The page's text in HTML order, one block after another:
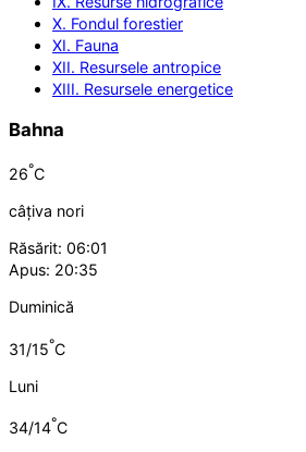
X. Fondul forestier
XI. Fauna
XII. Resursele antropice
XIII. Resursele energetice
Bahna
26°C
câțiva nori
Răsărit: 06:01
Apus: 20:35
Duminică
31/15°C
Luni
34/14°C